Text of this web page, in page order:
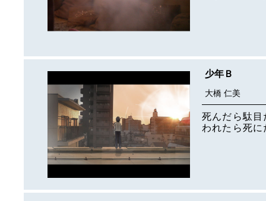
少年Ｂ
大橋 仁美
死んだら駄
われたら死